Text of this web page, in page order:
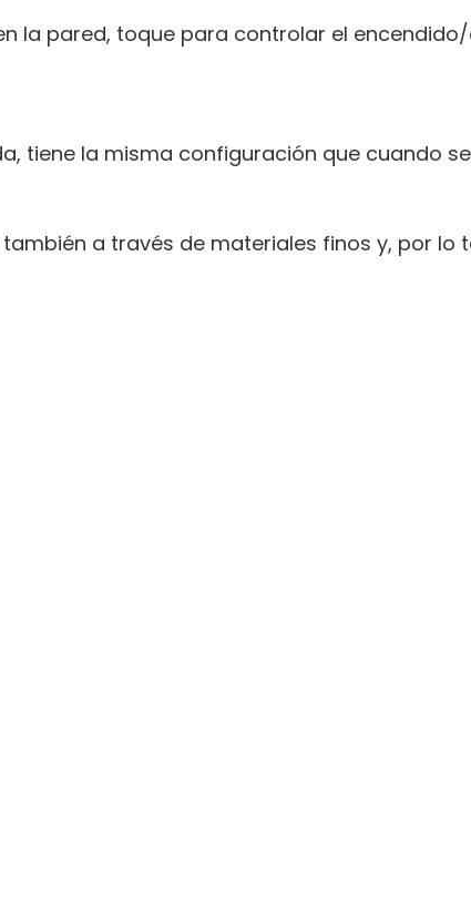
la pared, toque para controlar el
tiene la misma configuración que cuando
a través de materiales finos y, por lo